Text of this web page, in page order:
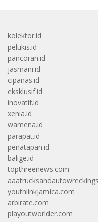
kolektor.id
pelukis.id
pancoran.id
jasmani.id
cipanas.id
eksklusif.id
inovatif.id
xenia.id
wamena.id
parapat.id
penatapan.id
balige.id
topthreenews.com
youthlinkjamica.com
arbirate.com
playoutworlder.com